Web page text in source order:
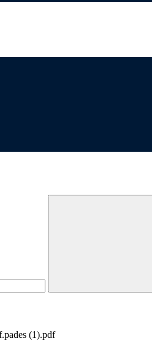
(1).pdf